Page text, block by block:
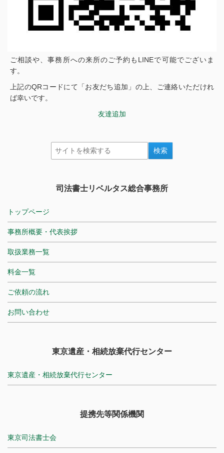
ご相談や、事務所への来所のご予約もLINEで可能でございま
す。
上記のQRコードにて「お友だち追加」の上、ご連絡いただけれ
ば幸いです。
友達追加
司法書士リベルタス総合事務所
トップページ
事務所概要・代表挨拶
取扱業務一覧
料金一覧
ご依頼の流れ
お問い合わせ
東京遺産・相続放棄代行センター
東京遺産・相続放棄代行センター
提携先等関係機関
東京司法書士会